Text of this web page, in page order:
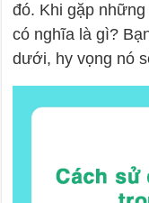
đó. Khi gặp
có nghĩa là gì?
dưới, hy vọng nó